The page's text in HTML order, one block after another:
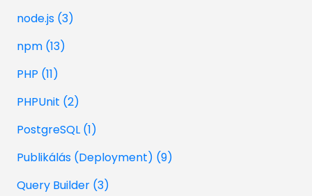
node.js (3)
npm (13)
PHP (11)
PHPUnit (2)
PostgreSQL (1)
Publikálás (Deployment) (9)
Query Builder (3)